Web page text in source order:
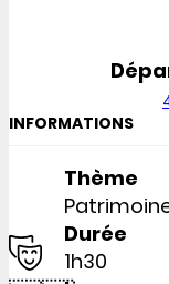
INFORMATIONS
Thème
Durée
1h30